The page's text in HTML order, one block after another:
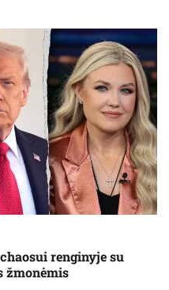
renginyje su
žmonėmis